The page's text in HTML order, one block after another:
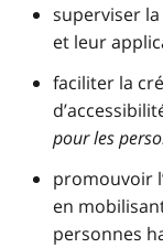
superviser
et leur
faciliter la
pour les
promouvoir
en
personnes